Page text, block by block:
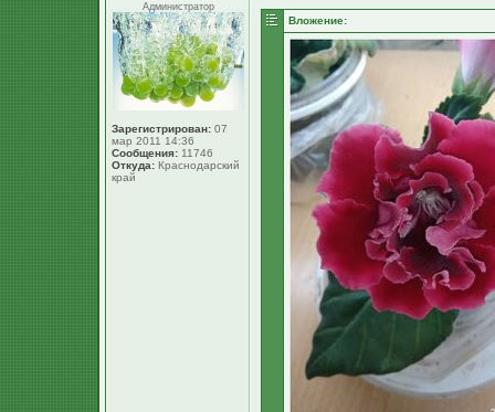
Администратор
Зарегистрирован: 07
мар 2011 14:36
Сообщения: 11746
Откуда: Краснодарский
край
Вложение: